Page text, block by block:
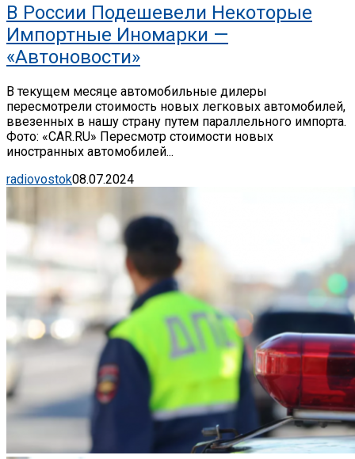
В России Подешевели Некоторые
Импортные Иномарки —
«Автоновости»
В текущем месяце автомобильные дилеры
пересмотрели стоимость новых легковых автомобилей,
ввезенных в нашу страну путем параллельного импорта.
Фото: «CAR.RU» Пересмотр стоимости новых
иностранных автомобилей...
radiovostok08.07.2024